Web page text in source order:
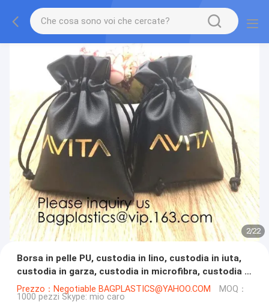
2/22
Borsa in pelle PU, custodia in lino, custodia in iuta,
custodia in garza, custodia in microfibra, custodia in
nylon, custodia in tela
Prezzo：Negotiable BAGPLASTICS@YAHOO.COM MOQ：
1000 pezzi Skype: mio caro